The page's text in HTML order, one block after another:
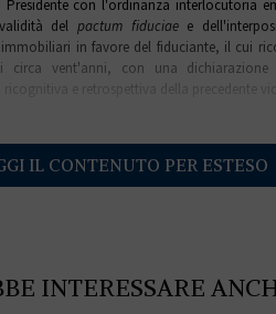
con l'ordinanza interlocutoria
del pactum fiduciaee
in favore del fiduciante, il cui
circa vent'anni, con una dichiarazione
e retrospettiva della precedente
IL CONTENUTO PER ESTESO
INTERESSARE